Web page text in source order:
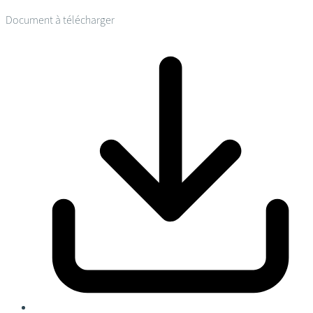
Document à télécharger